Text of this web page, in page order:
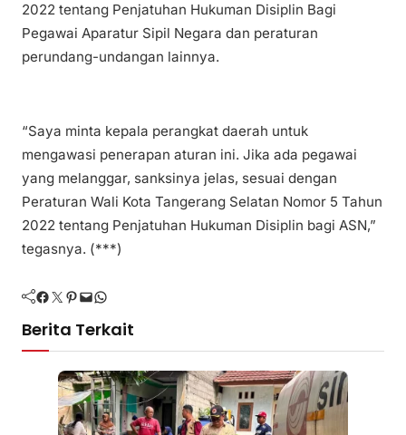
2022 tentang Penjatuhan Hukuman Disiplin Bagi
Pegawai Aparatur Sipil Negara dan peraturan
perundang-undangan lainnya.
“Saya minta kepala perangkat daerah untuk
mengawasi penerapan aturan ini. Jika ada pegawai
yang melanggar, sanksinya jelas, sesuai dengan
Peraturan Wali Kota Tangerang Selatan Nomor 5 Tahun
2022 tentang Penjatuhan Hukuman Disiplin bagi ASN,”
tegasnya. (***)
Facebook Twitter Pinterest Mail WhatsApp
Berita Terkait